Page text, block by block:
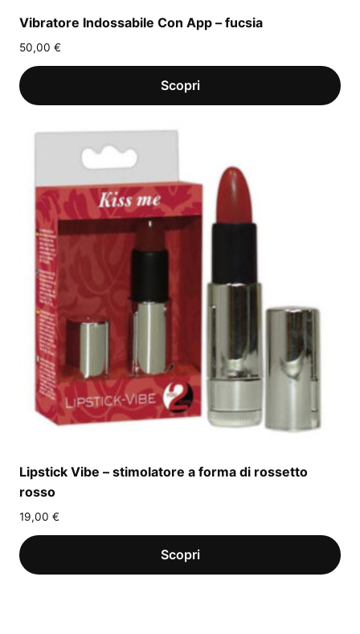
Vibratore Indossabile Con App – fucsia
50,00 €
Lipstick Vibe – stimolatore a forma di rossetto
rosso
19,00 €